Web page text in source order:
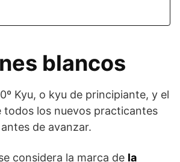
blancos
Kyu, o kyu de principiante, y el
todos los nuevos practicantes
de avanzar.
considera la marca de la